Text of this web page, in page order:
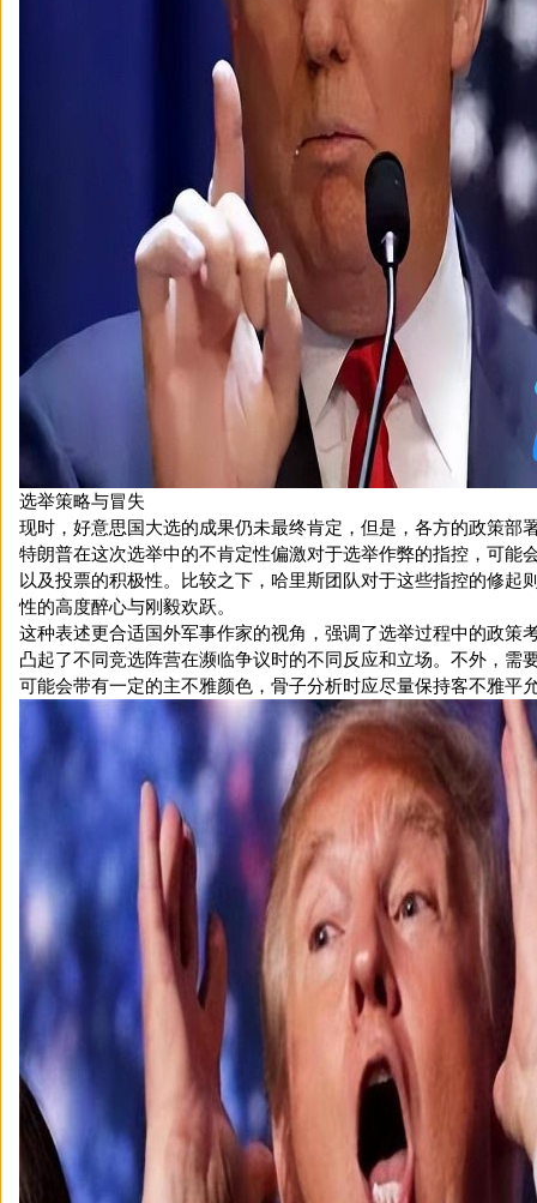
选举策略与冒失
现时，好意思国大选的成果仍未最终肯定，但是，各方的政策部
特朗普在这次选举中的不肯定性偏激对于选举作弊的指控，可能
以及投票的积极性。比较之下，哈里斯团队对于这些指控的修起
性的高度醉心与刚毅欢跃。
这种表述更合适国外军事作家的视角，强调了选举过程中的政策
凸起了不同竞选阵营在濒临争议时的不同反应和立场。不外，需
可能会带有一定的主不雅颜色，骨子分析时应尽量保持客不雅平